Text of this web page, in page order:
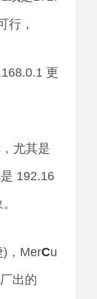
行，
更
尤其是
192.16
)，MerCu
出的